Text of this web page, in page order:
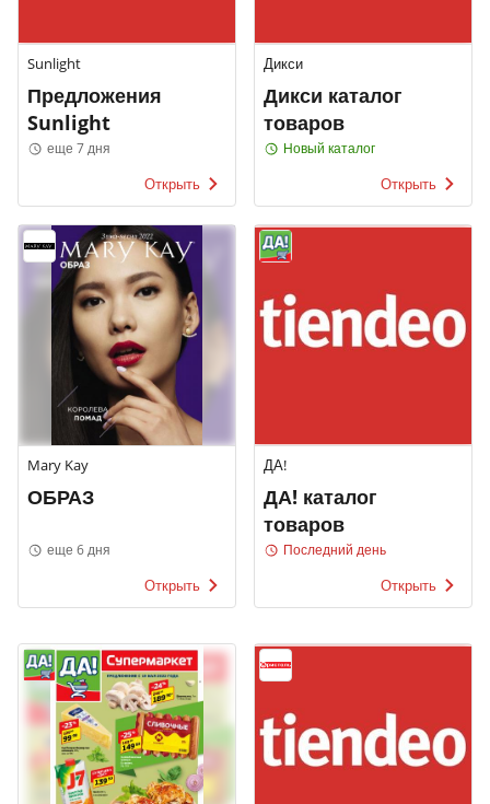
Sunlight
Предложения
Sunlight
еще 7 дня
Открыть
Дикси
Дикси каталог
товаров
Новый каталог
Открыть
Mary Kay
ОБРАЗ
еще 6 дня
Открыть
ДА!
ДА! каталог
товаров
Последний день
Открыть